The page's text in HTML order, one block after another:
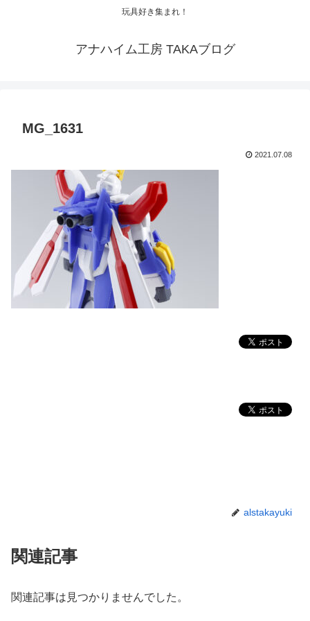
玩具好き集まれ！
アナハイム工房 TAKAブログ
MG_1631
2021.07.08
alstakayuki
関連記事
関連記事は見つかりませんでした。